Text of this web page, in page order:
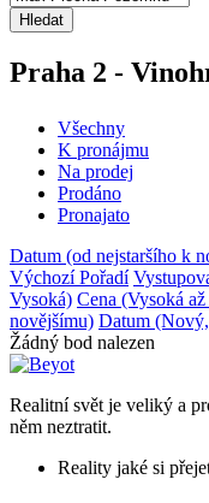
Hledat
Praha 2 -
Všechny
K pronájmu
Na prodej
Prodáno
Pronajato
Datum (od nejstaršího k
Výchozí Pořadí
Vysoká) Cena (Vysoká
novějšímu) Datum
Žádný bod nalezen
Realitní svět je veliký a
něm neztratit.
Reality jaké si